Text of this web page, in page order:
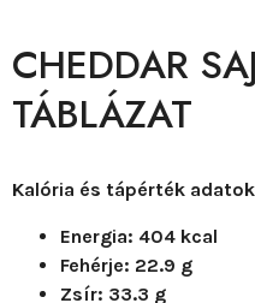
CHEDDAR
TÁBLÁZAT
Kalória és tápérték adatok
Energia: 404 kcal
Fehérje: 22.9 g
Zsír: 33.3 g